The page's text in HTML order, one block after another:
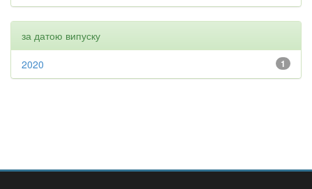
за датою випуску
1
2020